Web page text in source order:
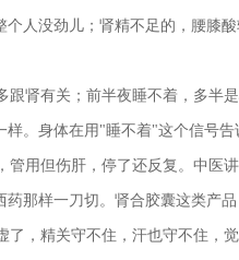
个人没劲儿；肾精不足的，腰膝
跟肾有关；前半夜睡不着，多半
样。身体在用"睡不着"这个信号告
管用但伤肝，停了还反复。中医
药那样一刀切。肾合胶囊这类产
了，精关守不住，汗也守不住，